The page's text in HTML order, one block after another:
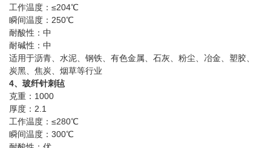
工作温度：≤204℃
瞬间温度：250℃
耐酸性：中
耐碱性：中
适用于沥青、水泥、钢铁、有色金属、石灰、粉尘、冶金、塑胶、
炭黑、焦炭、烟草等行业
4、玻纤针刺毡
克重：1000
厚度：2.1
工作温度：≤280℃
瞬间温度：300℃